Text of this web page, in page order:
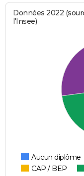
Données 2022
l'Insee)
Aucun diplôme
CAP / BEP